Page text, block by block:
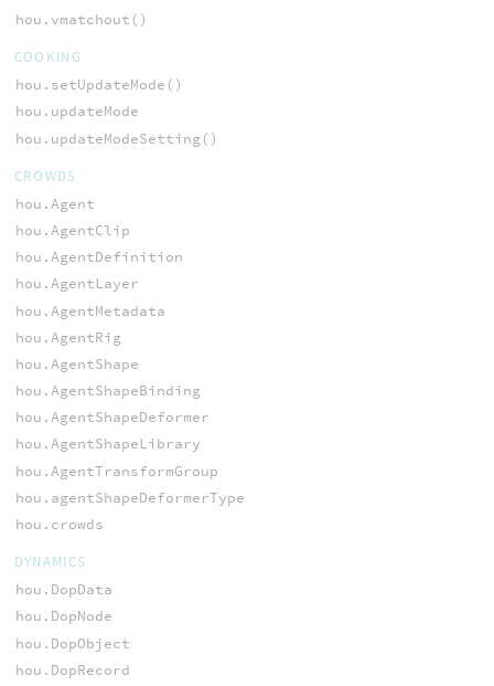
hou.vmatchout()
COOKING
hou.setUpdateMode()
hou.updateMode
hou.updateModeSetting()
CROWDS
hou.Agent
hou.AgentClip
hou.AgentDefinition
hou.AgentLayer
hou.AgentMetadata
hou.AgentRig
hou.AgentShape
hou.AgentShapeBinding
hou.AgentShapeDeformer
hou.AgentShapeLibrary
hou.AgentTransformGroup
hou.agentShapeDeformerType
hou.crowds
DYNAMICS
hou.DopData
hou.DopNode
hou.DopObject
hou.DopRecord